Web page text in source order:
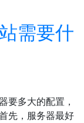
需要什
要多大的配置，
先，服务器最好